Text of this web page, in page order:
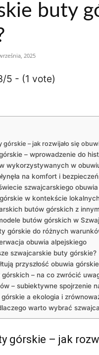
buty
2025
5 - (1 vote)
górskie – jak rozwijało się
⁤– wprowadzenie do
wykorzystywanych w
na komfort i
⁢szwajcarskiego
w kontekście
butów górskich​ z
butów‌ górskich w
górskie do różnych
obuwia alpejskiego
szwajcarskie buty górskie?
przyszłość obuwia
– na⁣ co zwrócić
– subiektywne spojrzenie
a ekologia i
​warto wybrać
górskie – jak